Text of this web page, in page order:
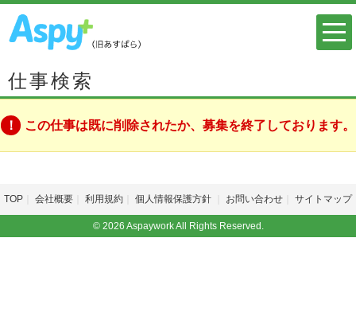
仕事検索
この仕事は既に削除されたか、募集を終了しております。
TOP 会社概要 利用規約 個人情報保護方針 お問い合わせ サイトマップ
© 2026 Aspaywork All Rights Reserved.